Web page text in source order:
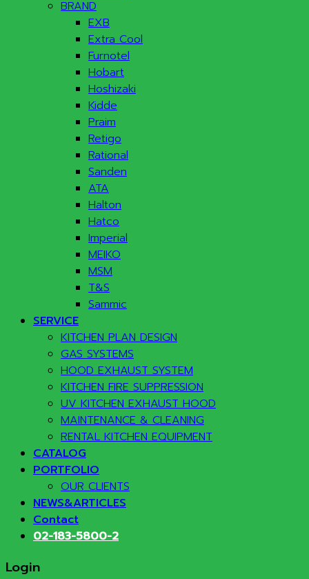
BRAND
EXB
Extra Cool
Furnotel
Hobart
Hoshizaki
Kidde
Praim
Retigo
Rational
Sanden
ATA
Halton
Hatco
Imperial
MEIKO
MSM
T&S
Sammic
SERVICE
KITCHEN PLAN DESIGN
GAS SYSTEMS
HOOD EXHAUST SYSTEM
KITCHEN FIRE SUPPRESSION
UV KITCHEN EXHAUST HOOD
MAINTENANCE & CLEANING
RENTAL KITCHEN EQUIPMENT
CATALOG
PORTFOLIO
OUR CLIENTS
NEWS&ARTICLES
Contact
02-183-5800-2
Login